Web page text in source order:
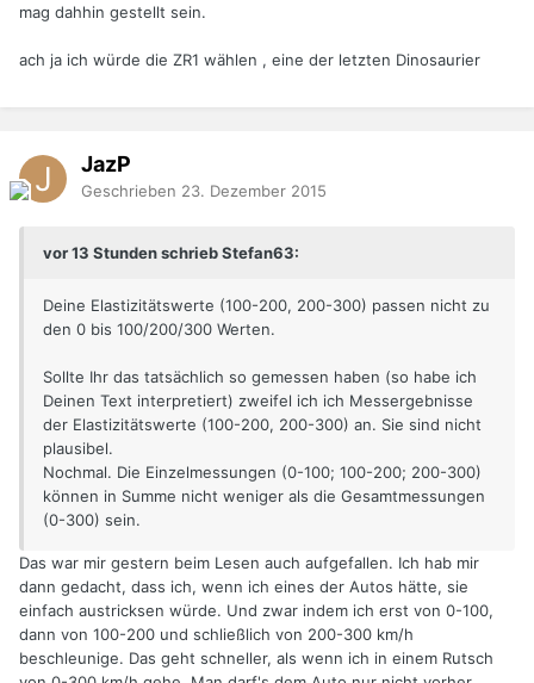
mag dahhin gestellt sein.
ach ja ich würde die ZR1 wählen , eine der letzten Dinosaurier
JazP
Geschrieben 23. Dezember 2015
vor 13 Stunden schrieb Stefan63:
Deine Elastizitätswerte (100-200, 200-300) passen nicht zu
den 0 bis 100/200/300 Werten.
Sollte Ihr das tatsächlich so gemessen haben (so habe ich
Deinen Text interpretiert) zweifel ich ich Messergebnisse
der Elastizitätswerte (100-200, 200-300) an. Sie sind nicht
plausibel.
Nochmal. Die Einzelmessungen (0-100; 100-200; 200-300)
können in Summe nicht weniger als die Gesamtmessungen
(0-300) sein.
Das war mir gestern beim Lesen auch aufgefallen. Ich hab mir
dann gedacht, dass ich, wenn ich eines der Autos hätte, sie
einfach austricksen würde. Und zwar indem ich erst von 0-100,
dann von 100-200 und schließlich von 200-300 km/h
beschleunige. Das geht schneller, als wenn ich in einem Rutsch